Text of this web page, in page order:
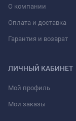
О компании
Оплата и доставка
Гарантия и возврат
ЛИЧНЫЙ КАБИНЕТ
Мой профиль
Мои заказы